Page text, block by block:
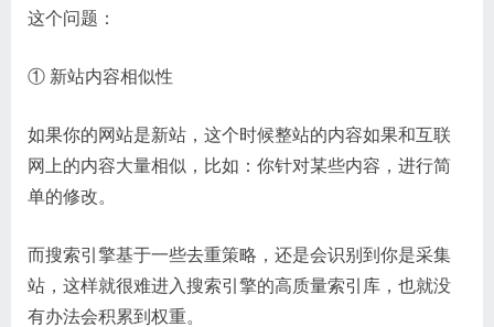
这个问题：
① 新站内容相似性
如果你的网站是新站，这个时候整站的内容如果和互联
网上的内容大量相似，比如：你针对某些内容，进行简
单的修改。
而搜索引擎基于一些去重策略，还是会识别到你是采集
站，这样就很难进入搜索引擎的高质量索引库，也就没
有办法会积累到权重。